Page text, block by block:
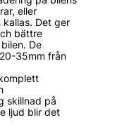
eller
Det ger
bättre
De
35mm från
skillnad på
ljud blir det